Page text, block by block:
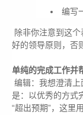
编写
除非你注意到这
好的领导原则，否
单纯的完成工作并
编辑：我想澄清上
是：以优秀的方式
“超出预期”，这里